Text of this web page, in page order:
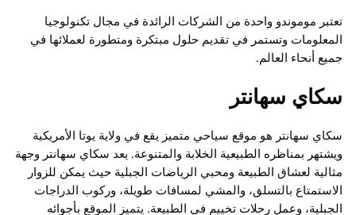
تعتبر موموندو واحدة من الشركات الرائدة في مجال تكنولوجيا
المعلومات وتستمر في تقديم حلول مبتكرة ومتطورة لعملائها في
جميع أنحاء العالم.
سكاي سهانتر
سكاي سهانتر هو موقع سياحي متميز يقع في ولاية يوتا الأمريكية
ويشتهر بمناظره الطبيعية الخلابة والمتنوعة. يعد سكاي سهانتر وجهة
مثالية لعشاق الطبيعة ومحبي الرياضات الجبلية حيث يمكن للزوار
الاستمتاع بالتسلق، والمشي لمسافات طويلة، وركوب الدراجات
الجبلية، وعمل رحلات تخييم في الطبيعة. يتميز الموقع بأجوائه